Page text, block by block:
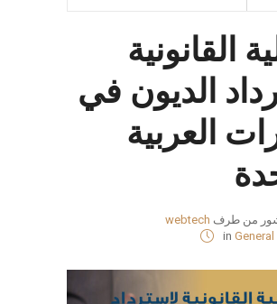
القانونية
الديون في
العربية
من طرف webtech
in